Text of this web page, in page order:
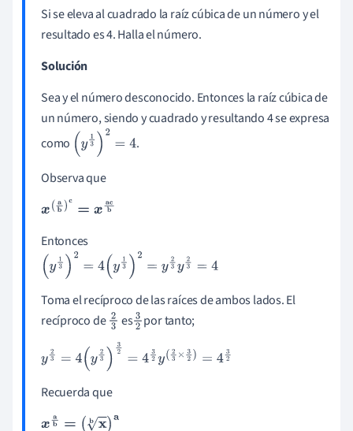
Si se eleva al cuadrado la raíz cúbica de un número y el
resultado es 4. Halla el número.
Solución
Sea y el número desconocido. Entonces la raíz cúbica de
un número, siendo y cuadrado y resultando 4 se expresa
como (y13) 2 4
.
Observa que
x(ab)c =xa cb
Entonces
(y13) 2 4(y13)2=y 23 23 =4
Toma el recíproco de las raíces de ambos lados. El
recíproco de2
3
es3 por tanto;
y23 =4( y23)32 = 2y (23×32)=432
Recuerda que
xab =(xb )a